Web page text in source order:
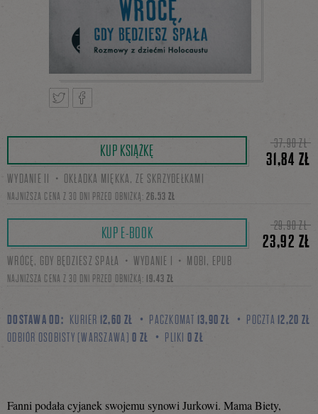
TweetnijPodziel
się
na
KUP KSIĄŻKĘ 37,90 ZŁ
31,84 ZŁ
WYDANIE II・OKŁADKA MIĘKKA, ZE SKRZYDEŁKAMI
NAJNIŻSZA CENA Z 30 DNI PRZED OBNIŻKĄ: 26,53 ZŁ
KUP E-BOOK 29,90 ZŁ
23,92 ZŁ
WRÓCĘ, GDY BĘDZIESZ SPAŁA・WYDANIE I・MOBI, EPUB
NAJNIŻSZA CENA Z 30 DNI PRZED OBNIŻKĄ: 19,43 ZŁ
DOSTAWA OD: KURIER 12,60 ZŁ PACZKOMAT 13,90 ZŁ POCZTA 12,20 ZŁ
ODBIÓR OSOBISTY (WARSZAWA) 0 ZŁ PLIKI 0 ZŁ
Fanni podała cyjanek swojemu synowi Jurkowi. Mama Biety,